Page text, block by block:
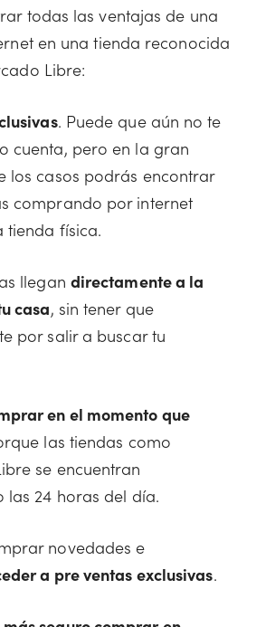
todas las ventajas de una
en una tienda reconocida
Libre:
. Puede que aún no te
cuenta, pero en la gran
los casos podrás encontrar
comprando por internet
tienda física.
llegan directamente a la
casa, sin tener que
por salir a buscar tu
en el momento que
las tiendas como
se encuentran
las 24 horas del día.
novedades e
a pre ventas exclusivas.